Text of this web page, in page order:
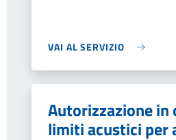
VAI AL SERVIZIO
Autorizzazione in
limiti acustici